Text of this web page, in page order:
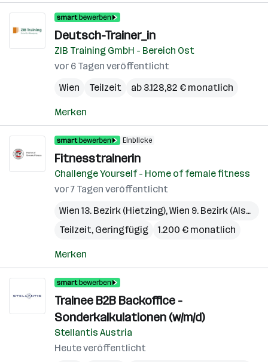
Deutsch-Trainer_in
ZIB Training GmbH - Bereich Ost
vor 6 Tagen veröffentlicht
Wien
Teilzeit ab 3.128,82 € monatlich
Merken
Einblicke
Fitnesstrainerin
Challenge Yourself - Home of female fitness
vor 7 Tagen veröffentlicht
Wien 13. Bezirk (Hietzing),Wien 9. Bezirk (Alsergrund)
Teilzeit, Geringfügig
1.200 € monatlich
Merken
Trainee B2B Backoffice -
Sonderkalkulationen (w/m/d)
Stellantis Austria
Heute veröffentlicht